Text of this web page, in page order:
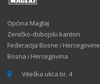
Općina Maglaj
Zeničko-dobojski kanton
Federacija Bosne i Hercegovine
Bosna i Hercegovina
Viteška ulica br. 4